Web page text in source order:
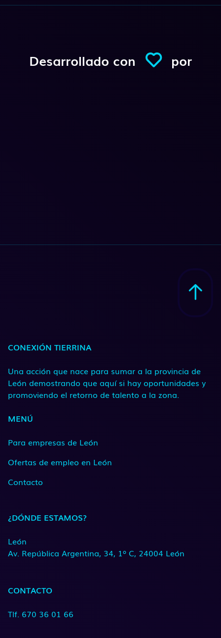
Desarrollado con por
CONEXIÓN TIERRINA
Una acción que nace para sumar a la provincia de
León demostrando que aquí si hay oportunidades y
promoviendo el retorno de talento a la zona.
MENÚ
Para empresas de León
Ofertas de empleo en León
Contacto
¿DÓNDE ESTAMOS?
León
Av. República Argentina, 34, 1º C, 24004 León
CONTACTO
Tlf. 670 36 01 66